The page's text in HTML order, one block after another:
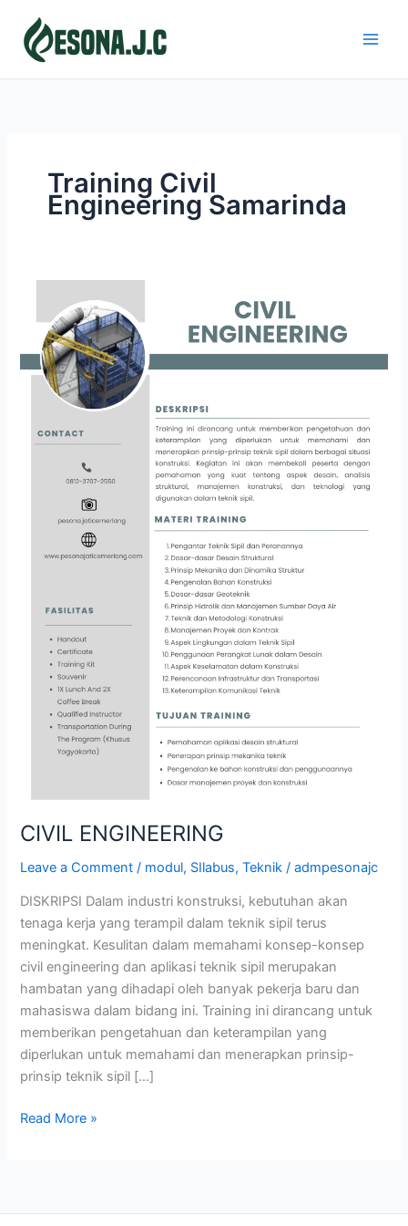
content
Training Civil
Engineering Samarinda
CIVIL ENGINEERING
Leave a Comment / modul, SIlabus,Teknik /admpesonajc
DISKRIPSI Dalam industri konstruksi, kebutuhan akan
tenaga kerja yang terampil dalam teknik sipil terus
meningkat. Kesulitan dalam memahami konsep-konsep
civil engineering dan aplikasi teknik sipil merupakan
hambatan yang dihadapi oleh banyak pekerja baru dan
mahasiswa dalam bidang ini. Training ini dirancang untuk
memberikan pengetahuan dan keterampilan yang
diperlukan untuk memahami dan menerapkan prinsip-
prinsip teknik sipil […]
ENGINEERING
Read More »